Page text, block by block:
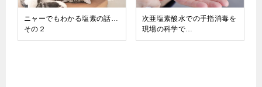
ニャーでもわかる塩素の話…
その２
次亜塩素酸水での手指消毒を
現場の科学で…